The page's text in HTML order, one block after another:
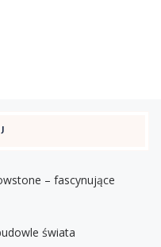
– fascynujące
świata